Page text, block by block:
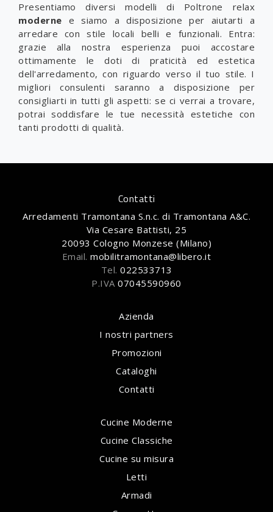
Presentiamo diversi modelli di Poltrone relax
moderne e siamo a disposizione per aiutarti a
arredare con stile locali belli e funzionali. Entra:
grazie alla nostra esperienza puoi accostare
ottimamente le doti di praticità ed estetica
dell'arredamento, con riguardo verso il tuo stile. I
migliori consulenti saranno a disposizione per
consigliarti in tutti gli aspetti: se ci verrai a trovare,
potrai soddisfare le tue necessità estetiche con
tanti prodotti di qualità.
Contatti
Arredamenti Tramontana S.n.c. di Tramontana A&C.
Via Cesare Battisti, 25
20093 Cologno Monzese (Milano)
Email.mobilitramontana@libero.it
Tel. 022533713
P.IVA07045590960
Azienda
I nostri partners
Promozioni
Cataloghi
Contatti
Cucine Moderne
Cucine Classiche
Cucine su misura
Letti
Armadi